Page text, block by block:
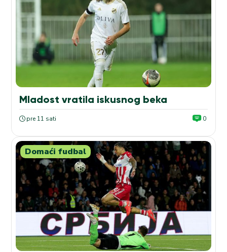
Mladost vratila iskusnog beka
pre 11 sati 0
Domaći fudbal